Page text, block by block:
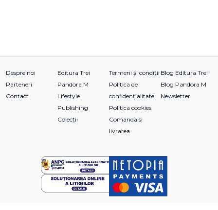
Despre noi
Parteneri
Contact
Editura Trei
Pandora M
Lifestyle
Publishing
Colecții
Termeni și condiții
Politica de
confidențialitate
Politica cookies
Comanda si
livrarea
Blog Editura Trei
Blog Pandora M
Newsletter